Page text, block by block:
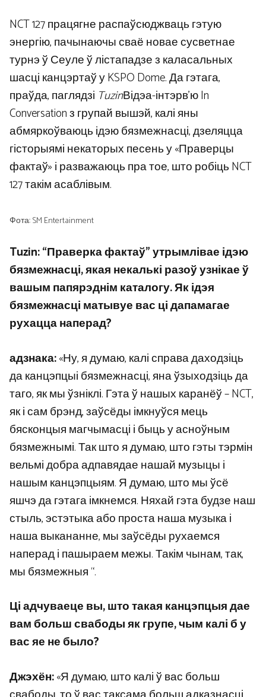
NCT 127 працягне распаўсюджваць гэтую
энергію, пачынаючы сваё новае сусветнае
турнэ ў Сеуле ў лістападзе з каласальных
шасці канцэртаў у KSPO Dome. Да гэтага,
праўда, паглядзі TuzinВідэа-інтэрв’ю In
Conversation з групай вышэй, калі яны
абмяркоўваюць ідэю бязмежнасці, дзеляцца
гісторыямі некаторых песень у «Праверцы
фактаў» і разважаюць пра тое, што робіць NCT
127 такім асаблівым.
Фота: SM Entertainment
Tuzin: “Праверка фактаў” утрымлівае ідэю
бязмежнасці, якая некалькі разоў узнікае ў
вашым папярэднім каталогу. Як ідэя
бязмежнасці матывуе вас ці дапамагае
рухацца наперад?
адзнака:«Ну, я думаю, калі справа даходзіць
да канцэпцыі бязмежнасці, яна ўзыходзіць да
таго, як мы ўзніклі. Гэта ў нашых каранёў – NCT,
як і сам брэнд, заўсёды імкнуўся мець
бясконцыя магчымасці і быць у асноўным
бязмежнымі. Так што я думаю, што гэты тэрмін
вельмі добра адпавядае нашай музыцы і
нашым канцэпцыям. Я думаю, што мы ўсё
яшчэ да гэтага імкнемся. Няхай гэта будзе наш
стыль, эстэтыка або проста наша музыка і
наша выкананне, мы заўсёды рухаемся
наперад і пашыраем межы. Такім чынам, так,
мы бязмежныя “.
Ці адчуваеце вы, што такая канцэпцыя дае
вам больш свабоды як групе, чым калі б у
вас яе не было?
Джэхён:«Я думаю, што калі ў вас больш